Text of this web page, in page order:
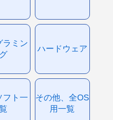
ラミン
グ
ハードウェア
フト一
覧
その他、全OS
用一覧